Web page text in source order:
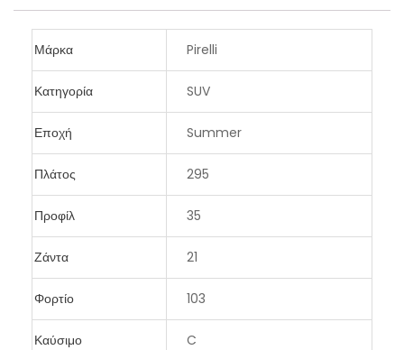
Μάρκα Pirelli
Κατηγορία SUV
Εποχή Summer
Πλάτος 295
Προφίλ 35
Ζάντα 21
Φορτίο 103
Καύσιμο C